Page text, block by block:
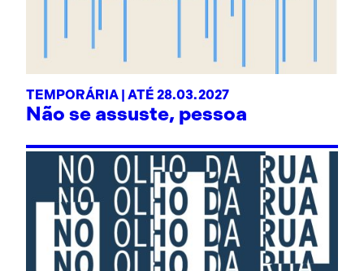
TEMPORÁRIA | ATÉ 28.03.2027
Não se assuste, pessoa